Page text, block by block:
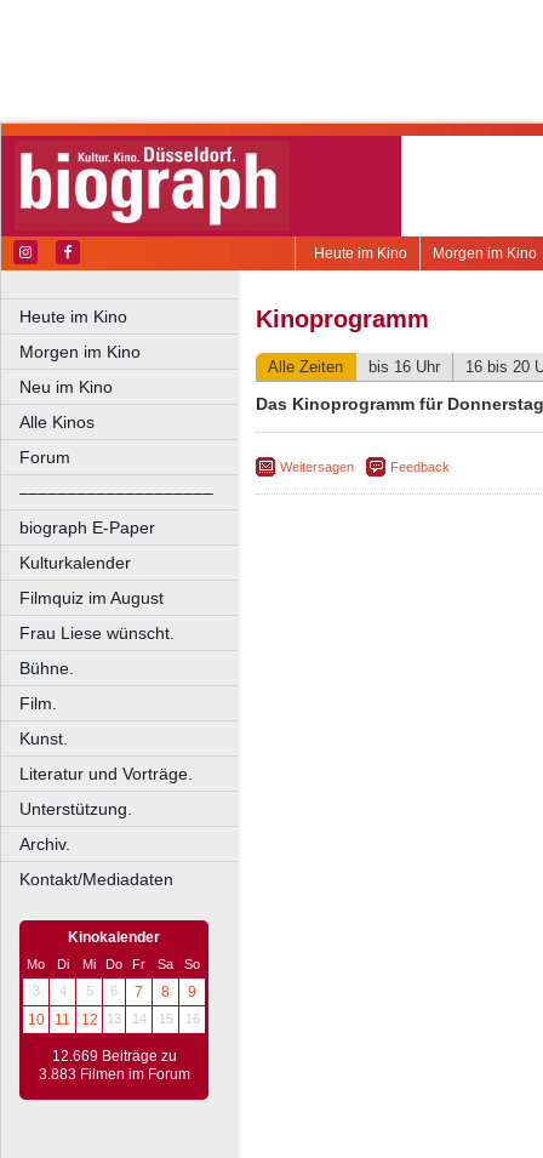
Morgen im Kino
Heute im Kino
Heute im Kino
Morgen im Kino
Neu im Kino
Alle Kinos
Forum
––––––––––––––––––––
biograph E-Paper
Kulturkalender
Filmquiz im August
Frau Liese wünscht.
Bühne.
Film.
Kunst.
Literatur und Vorträge.
Unterstützung.
Archiv.
Kontakt/Mediadaten
Kinokalender
Mo Di Mi Do Fr Sa
So
3
4 5 6 7 8
9
10
11 12 13 14 15 16
12.669 Beiträge zu
3.883 Filmen im Forum
Kinoprogramm
Alle Zeiten bis 16 Uhr 16 bis 20
Das Kinoprogramm für
Weitersagen Feedback